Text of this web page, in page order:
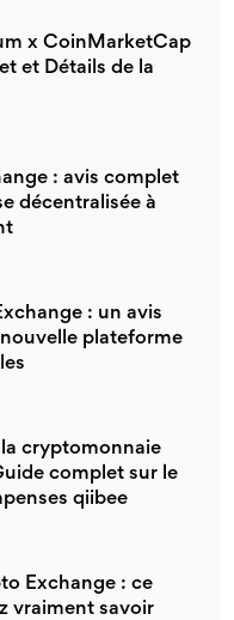
x CoinMarketCap
et Détails de la
: avis complet
décentralisée à
: un avis
plateforme
cryptomonnaie
complet sur le
qiibee
Exchange : ce
vraiment savoir